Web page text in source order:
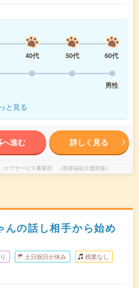
40代 50代
60代
男性
と見る
へ進む 詳しく見る
アサービス事業部 （医療福祉介護関連）
の話し相手から始め
土日祝日が休み 残業なし